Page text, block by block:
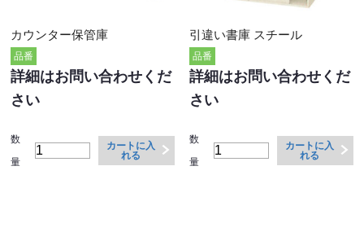
カウンター保管庫
品番
詳細はお問い合わせくだ
さい
数
量
カートに入
れる
引違い書庫 スチール
品番
詳細はお問い合わせくだ
さい
数
量
カートに入
れる